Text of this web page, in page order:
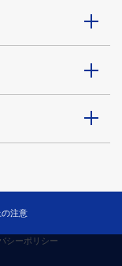
注意
シーポリシー